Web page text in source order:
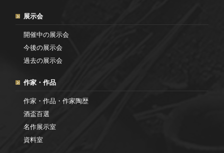
展示会
開催中の展示会
今後の展示会
過去の展示会
作家・作品
作家・作品・作家陶歴
酒盃百選
名作展示室
資料室